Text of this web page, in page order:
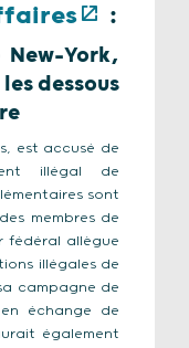
:
York,
dessous
est accusé de
illégal de
sont
membres de
fédéral allègue
illégales de
campagne de
échange de
également